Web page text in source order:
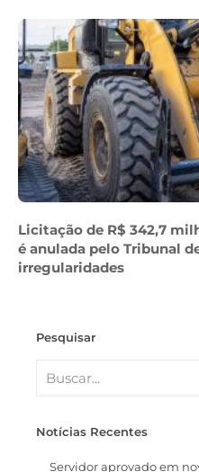
Licitação de R$ 342,7
é anulada pelo Tribunal
irregularidades
Pesquisar
Notícias Recentes
Servidor aprovado em